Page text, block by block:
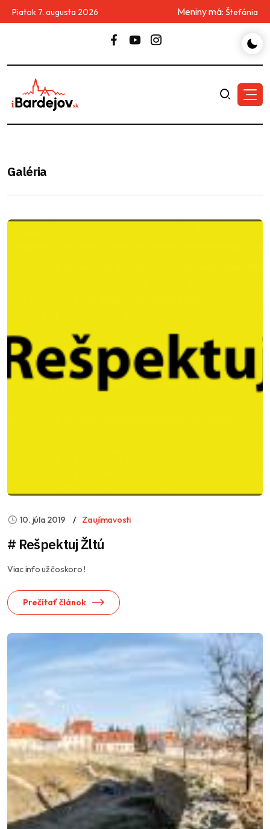
Piatok 7. augusta 2026 Meniny má: Štefánia
Galéria
10. júla 2019 Zaujímavosti
# Rešpektuj Žltú
Viac info už čoskoro !
Prečítať článok